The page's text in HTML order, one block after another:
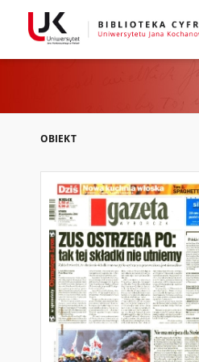
OBIEKT